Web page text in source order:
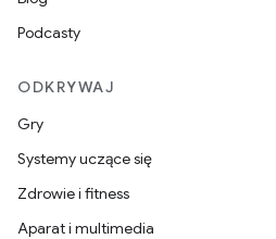
Podcasty
ODKRYWAJ
Gry
Systemy uczące się
Zdrowie i fitness
Aparat i multimedia